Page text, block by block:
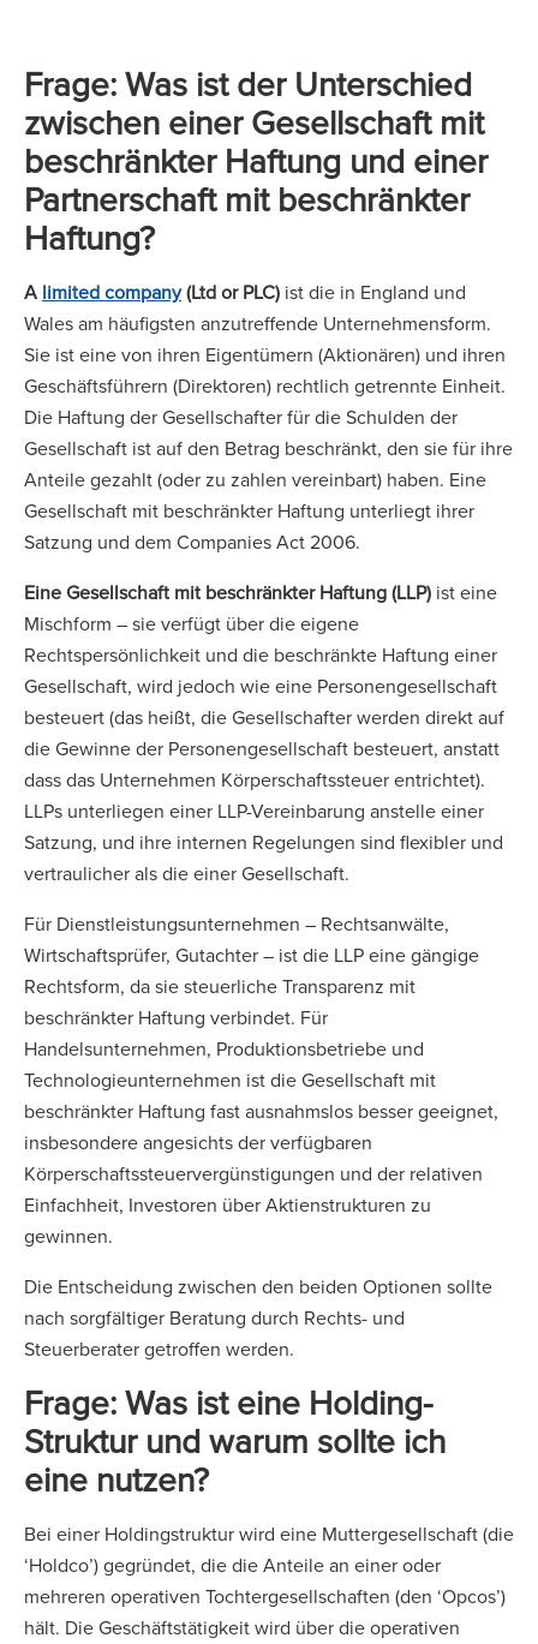
Frage: Was ist der Unterschied
zwischen einer Gesellschaft mit
beschränkter Haftung und einer
Partnerschaft mit beschränkter
Haftung?
A limited company(Ltd or PLC) ist die in England und
Wales am häufigsten anzutreffende Unternehmensform.
Sie ist eine von ihren Eigentümern (Aktionären) und ihren
Geschäftsführern (Direktoren) rechtlich getrennte Einheit.
Die Haftung der Gesellschafter für die Schulden der
Gesellschaft ist auf den Betrag beschränkt, den sie für ihre
Anteile gezahlt (oder zu zahlen vereinbart) haben. Eine
Gesellschaft mit beschränkter Haftung unterliegt ihrer
Satzung und dem Companies Act 2006.
Eine Gesellschaft mit beschränkter Haftung (LLP) ist eine
Mischform – sie verfügt über die eigene
Rechtspersönlichkeit und die beschränkte Haftung einer
Gesellschaft, wird jedoch wie eine Personengesellschaft
besteuert (das heißt, die Gesellschafter werden direkt auf
die Gewinne der Personengesellschaft besteuert, anstatt
dass das Unternehmen Körperschaftssteuer entrichtet).
LLPs unterliegen einer LLP-Vereinbarung anstelle einer
Satzung, und ihre internen Regelungen sind flexibler und
vertraulicher als die einer Gesellschaft.
Für Dienstleistungsunternehmen – Rechtsanwälte,
Wirtschaftsprüfer, Gutachter – ist die LLP eine gängige
Rechtsform, da sie steuerliche Transparenz mit
beschränkter Haftung verbindet. Für
Handelsunternehmen, Produktionsbetriebe und
Technologieunternehmen ist die Gesellschaft mit
beschränkter Haftung fast ausnahmslos besser geeignet,
insbesondere angesichts der verfügbaren
Körperschaftssteuervergünstigungen und der relativen
Einfachheit, Investoren über Aktienstrukturen zu
gewinnen.
Die Entscheidung zwischen den beiden Optionen sollte
nach sorgfältiger Beratung durch Rechts- und
Steuerberater getroffen werden.
Frage: Was ist eine Holding-
Struktur und warum sollte ich
eine nutzen?
Bei einer Holdingstruktur wird eine Muttergesellschaft (die
‘Holdco’) gegründet, die die Anteile an einer oder
mehreren operativen Tochtergesellschaften (den ‘Opcos’)
hält. Die Geschäftstätigkeit wird über die operativen